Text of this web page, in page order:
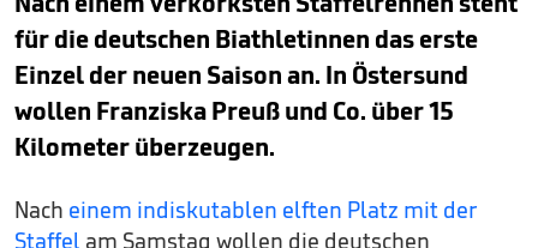
für die deutschen Biathletinnen das erste
Einzel der neuen Saison an. In Östersund
wollen Franziska Preuß und Co. über 15
Kilometer überzeugen.
Nach einem indiskutablen elften Platz mit der
Staffel am Samstag wollen die deutschen